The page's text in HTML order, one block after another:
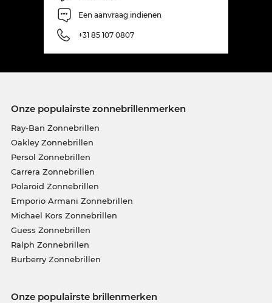
Een aanvraag indienen
+31 85 107 0807
Onze populairste zonnebrillenmerken
Ray-Ban Zonnebrillen
Oakley Zonnebrillen
Persol Zonnebrillen
Carrera Zonnebrillen
Polaroid Zonnebrillen
Emporio Armani Zonnebrillen
Michael Kors Zonnebrillen
Guess Zonnebrillen
Ralph Zonnebrillen
Burberry Zonnebrillen
Onze populairste brillenmerken